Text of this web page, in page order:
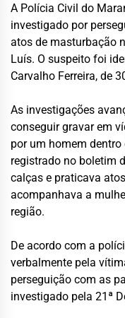
A Polícia Civil do
investigado por
atos de masturbação
Luís. O suspeito foi
Carvalho Ferreira, de
As investigações
conseguir gravar em
por um homem
registrado no boletim
calças e praticava
acompanhava a
região.
De acordo com a
verbalmente pela
perseguição com as
investigado pela 21ª